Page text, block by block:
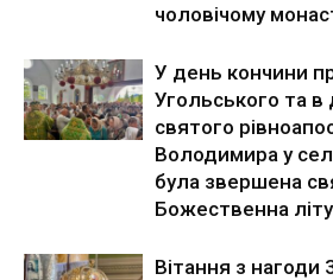
чоловічому
У день кончини
Угольського та в
святого
Володимира у
була звершена
Божественна
Вітання з нагоди